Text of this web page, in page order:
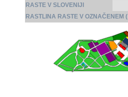
RASTE V SLOVENIJI
RASTLINA RASTE V OZNAČENEM (